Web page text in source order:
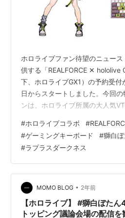
ホロライブファン待望のニュー
供する「REALFORCE ✕ hololive
下、ホロライブGX1）の予約受
日からスタートしました。今回
ンは、ホロライブ所属の大人気
徴です。キーボードの予約受付は
れ、製品の出荷は2025年3月中旬
こでは、ホロライブGX1の特徴や
報を詳しく解説します。ホロラ
グキーボードにこだわる方も、
#ホロライブコラボ #
#ゲーミングキーボード #獅白
#ラプラスダークネス
MOMO BLOG • 2年前
【ホロライブ】 #獅白ぼた
トッピング議論会場の配信